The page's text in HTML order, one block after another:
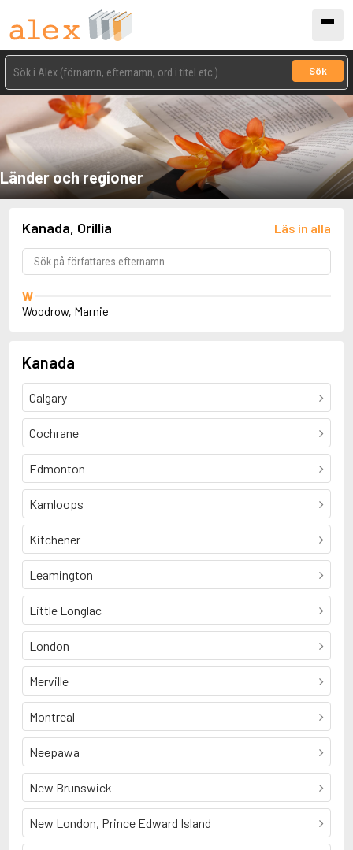
Sök
Länder och regioner
Kanada, Orillia Läs in alla
W
Woodrow, Marnie
Kanada
Calgary
Cochrane
Edmonton
Kamloops
Kitchener
Leamington
Little Longlac
London
Merville
Montreal
Neepawa
New Brunswick
New London, Prince Edward Island